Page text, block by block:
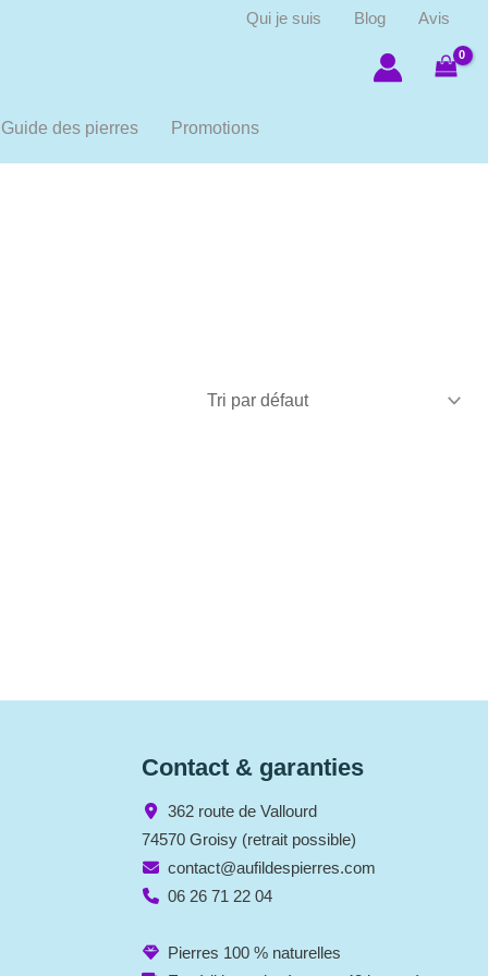
Qui je suis Blog Avis
Guide des pierres Promotions
Contact & garanties
362 route de Vallourd
74570 Groisy (retrait possible)
contact@aufildespierres.com
06 26 71 22 04
Pierres 100 % naturelles